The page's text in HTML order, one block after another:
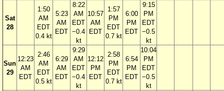
Sat
28
1:50
AM
EDT
0.4 kt
5:23
AM
EDT
8:22
AM
EDT
−0.4
kt
10:57
AM
EDT
1:57
PM
EDT
0.7 kt
6:00
PM
EDT
9:15
PM
EDT
−0.5
kt
Sun
29
12:23
AM
EDT
2:46
AM
EDT
0.5 kt
6:29
AM
EDT
9:29
AM
EDT
−0.4
kt
12:12
PM
EDT
2:58
PM
EDT
0.7 kt
6:54
PM
EDT
10:04
PM
EDT
−0.5
kt